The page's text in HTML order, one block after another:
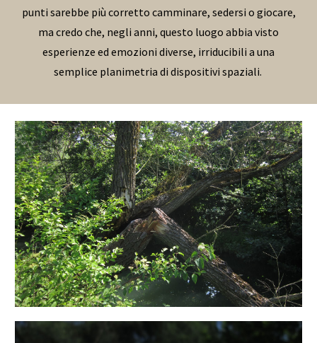
punti sarebbe più corretto camminare, sedersi o giocare,
ma credo che, negli anni, questo luogo abbia visto
esperienze ed emozioni diverse, irriducibili a una
semplice planimetria di dispositivi spaziali.